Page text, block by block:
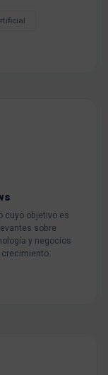
cuyo objetivo es
sobre
y negocios
crecimiento.